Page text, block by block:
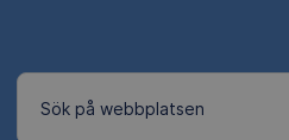
Sök på webbplatsen